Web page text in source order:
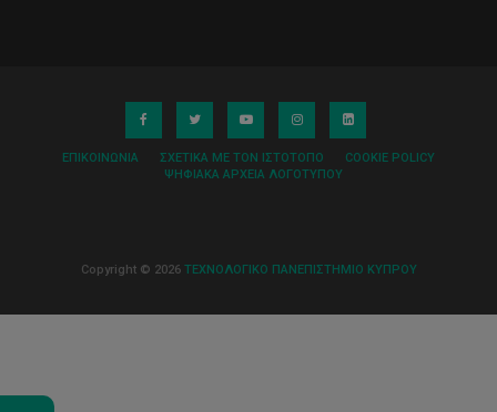
ΕΠΙΚΟΙΝΩΝΊΑ ΣΧΕΤΙΚΆ ΜΕ ΤΟΝ ΙΣΤΌΤΟΠΟ
COOKIE POLICY
ΨΗΦΙΑΚΆ ΑΡΧΕΊΑ ΛΟΓΌΤΥΠΟΥ
Copyright © 2026 ΤΕΧΝΟΛΟΓΙΚΟ ΠΑΝΕΠΙΣΤΗΜΙΟ ΚΥΠΡΟΥ